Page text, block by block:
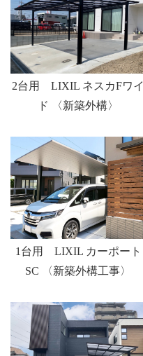
2台用 LIXIL ネスカFワイ
ド 〈新築外構〉
1台用 LIXIL カーポート
SC 〈新築外構工事〉